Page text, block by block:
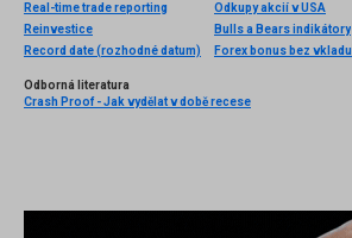
Real-time trade reporting
Reinvestice
Record date (rozhodné datum)
Odkupy akcií v USA
Bulls a Bears indikátory
Forex bonus bez vkladu
Odborná literatura
Crash Proof - Jak vydělat v době recese